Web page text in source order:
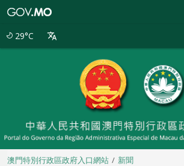
29°C
澳門特別行政區政府入口網站
新聞